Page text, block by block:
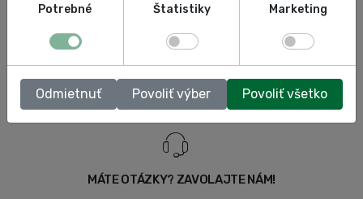
MÁTE OTÁZKY? ZAVOLAJTE NÁM!
Potrebné Štatistiky Marketing
Odmietnuť Povoliť výber Povoliť všetko